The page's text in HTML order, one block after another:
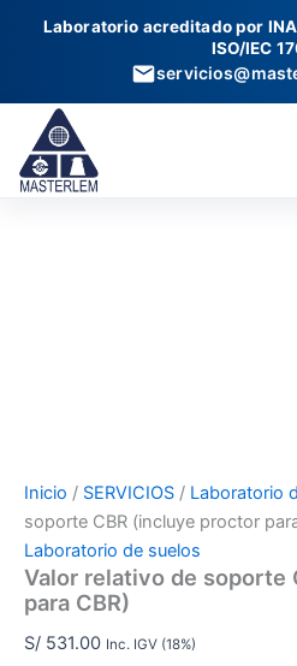
Laboratorio acreditado por
ISO/IEC
Inicio / SERVICIOS / Laboratorio
soporte CBR (incluye proctor
Laboratorio de suelos
Valor relativo de soporte
para CBR)
S/ 531.00 Inc. IGV (18%)
relativo
CBR
(incluye
proctor
para